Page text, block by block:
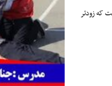
که زودتر